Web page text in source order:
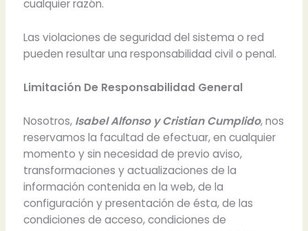
cualquier razón.
Las violaciones de seguridad del sistema o red
pueden resultar una responsabilidad civil o penal.
Limitación De Responsabilidad General
Nosotros, Isabel Alfonso y Cristian Cumplido, nos
reservamos la facultad de efectuar, en cualquier
momento y sin necesidad de previo aviso,
transformaciones y actualizaciones de la
información contenida en la web, de la
configuración y presentación de ésta, de las
condiciones de acceso, condiciones de